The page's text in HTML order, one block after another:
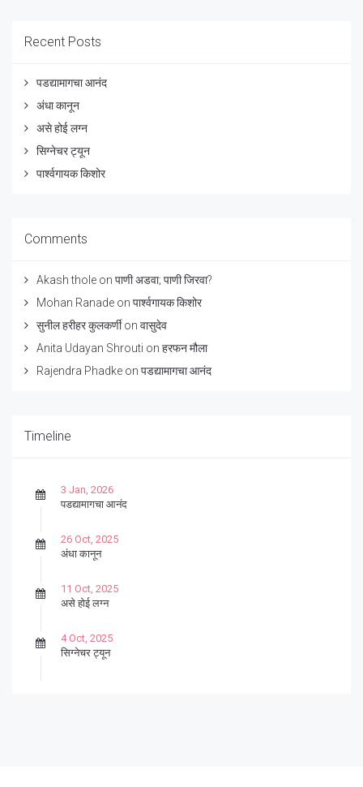
Recent Posts
पडद्यामागचा आनंद
अंधा कानून
असे होई लग्न
सिग्नेचर ट्यून
पार्श्वगायक किशोर
Comments
Akash thole on पाणी अडवा; पाणी जिरवा?
Mohan Ranade on पार्श्वगायक किशोर
सुनील हरीहर कुलकर्णीon वासुदेव
Anita Udayan Shrouti on हरफन मौला
Rajendra Phadke on पडद्यामागचा आनंद
Timeline
3 Jan, 2026
पडद्यामागचा आनंद
26 Oct, 2025
अंधा कानून
11 Oct, 2025
असे होई लग्न
4 Oct, 2025
सिग्नेचर ट्यून